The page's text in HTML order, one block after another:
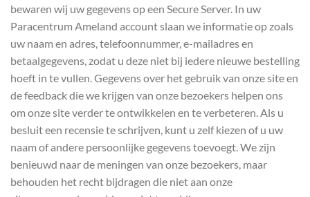
bewaren wij uw gegevens op een Secure Server. In uw
Paracentrum Ameland account slaan we informatie op zoals
uw naam en adres, telefoonnummer, e-mailadres en
betaalgegevens, zodat u deze niet bij iedere nieuwe bestelling
hoeft in te vullen. Gegevens over het gebruik van onze site en
de feedback die we krijgen van onze bezoekers helpen ons
om onze site verder te ontwikkelen en te verbeteren. Als u
besluit een recensie te schrijven, kunt u zelf kiezen of u uw
naam of andere persoonlijke gegevens toevoegt. We zijn
benieuwd naar de meningen van onze bezoekers, maar
behouden het recht bijdragen die niet aan onze